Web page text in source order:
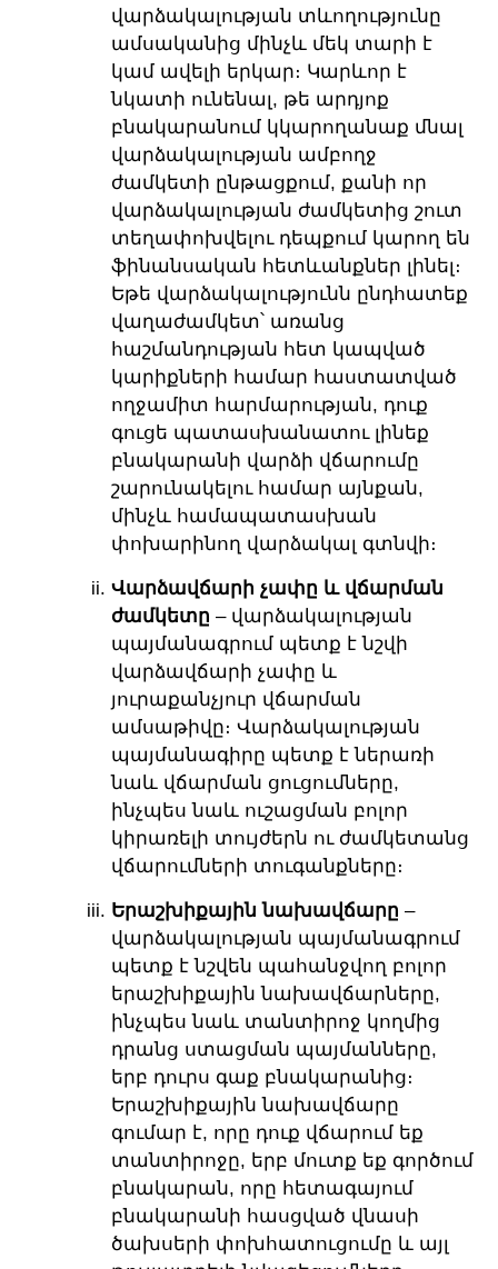
վարձակալության տևողությունը
ամսականից մինչև մեկ տարի է
կամ ավելի երկար։ Կարևոր է
նկատի ունենալ, թե արդյոք
բնակարանում կկարողանաք մնալ
վարձակալության ամբողջ
ժամկետի ընթացքում, քանի որ
վարձակալության ժամկետից շուտ
տեղափոխվելու դեպքում կարող են
ֆինանսական հետևանքներ լինել։
Եթե վարձակալությունն ընդհատեք
վաղաժամկետ՝ առանց
հաշմանդության հետ կապված
կարիքների համար հաստատված
ողջամիտ հարմարության, դուք
գուցե պատասխանատու լինեք
բնակարանի վարձի վճարումը
շարունակելու համար այնքան,
մինչև համապատասխան
փոխարինող վարձակալ գտնվի։
Վարձավճարի չափը և վճարման
ժամկետը – վարձակալության
պայմանագրում պետք է նշվի
վարձավճարի չափը և
յուրաքանչյուր վճարման
ամսաթիվը։ Վարձակալության
պայմանագիրը պետք է ներառի
նաև վճարման ցուցումները,
ինչպես նաև ուշացման բոլոր
կիրառելի տույժերն ու ժամկետանց
վճարումների տուգանքները։
Երաշխիքային նախավճարը –
վարձակալության պայմանագրում
պետք է նշվեն պահանջվող բոլոր
երաշխիքային նախավճարները,
ինչպես նաև տանտիրոջ կողմից
դրանց ստացման պայմանները,
երբ դուրս գաք բնակարանից։
Երաշխիքային նախավճարը
գումար է, որը դուք վճարում եք
տանտիրոջը, երբ մուտք եք գործում
բնակարան, որը հետագայում
բնակարանի հասցված վնասի
ծախսերի փոխհատուցումը և այլ